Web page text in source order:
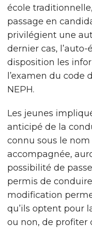
école
passage en
privilégient une
dernier cas,
disposition les
l’examen du code
NEPH.
Les jeunes
anticipé de la
connu sous le
accompagnée,
possibilité de
permis de conduire
modification
qu’ils optent pour
ou non, de profiter